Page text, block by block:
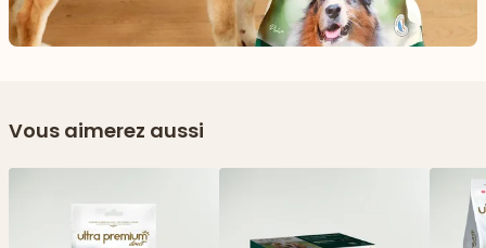
Vous aimerez aussi